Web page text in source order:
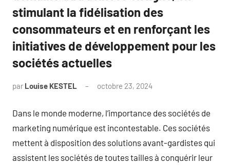
stimulant la fidélisation des
consommateurs et en renforçant les
initiatives de développement pour les
sociétés actuelles
par Louise KESTEL octobre 23, 2024
Dans le monde moderne, l’importance des sociétés de
marketing numérique est incontestable. Ces sociétés
mettent à disposition des solutions avant-gardistes qui
assistent les sociétés de toutes tailles à conquérir leur